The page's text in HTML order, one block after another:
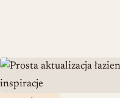
Prosta aktualizacja